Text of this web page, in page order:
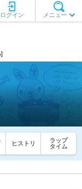
メニュー
ログイン
ヒストリ
ラップ
タイム